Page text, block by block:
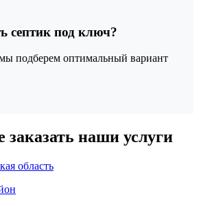
септик под ключ?
мы подберем оптимальный вариант
заказать наши услуги
область